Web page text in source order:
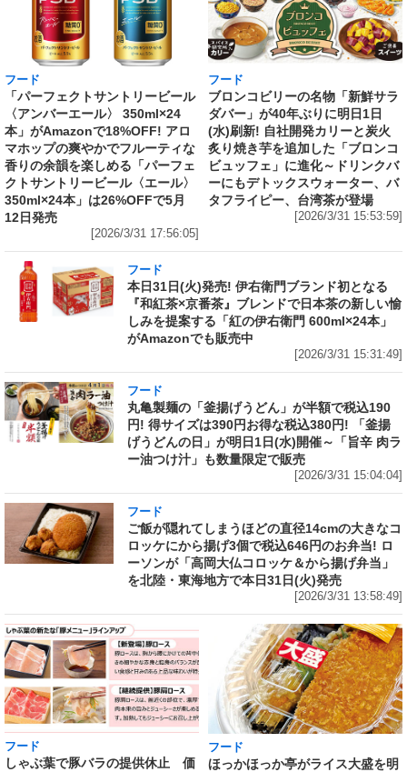
フード
「パーフェクトサントリービール
〈アンバーエール〉 350ml×24
本」がAmazonで18%OFF! アロ
マホップの爽やかでフルーティな
香りの余韻を楽しめる「パーフェ
クトサントリービール〈エール〉
350ml×24本」は26%OFFで5月
12日発売
[2026/3/31 17:56:05]
フード
ブロンコビリーの名物「新鮮サラ
ダバー」が40年ぶりに明日1日
(水)刷新! 自社開発カリーと炭火
炙り焼き芋を追加した「ブロンコ
ビュッフェ」に進化～ドリンクバ
ーにもデトックスウォーター、バ
タフライピー、台湾茶が登場
[2026/3/31 15:53:59]
フード
本日31日(火)発売! 伊右衛門ブランド初となる
『和紅茶×京番茶』ブレンドで日本茶の新しい愉
しみを提案する「紅の伊右衛門 600ml×24本」
がAmazonでも販売中
[2026/3/31 15:31:49]
フード
丸亀製麺の「釜揚げうどん」が半額で税込190
円! 得サイズは390円お得な税込380円! 「釜揚
げうどんの日」が明日1日(水)開催～「旨辛 肉ラ
ー油つけ汁」も数量限定で販売
[2026/3/31 15:04:04]
フード
ご飯が隠れてしまうほどの直径14cmの大きなコ
ロッケにから揚げ3個で税込646円のお弁当! ロ
ーソンが「高岡大仏コロッケ＆から揚げ弁当」
を北陸・東海地方で本日31日(火)発売
[2026/3/31 13:58:49]
フード
しゃぶ葉で豚バラの提供休止 価
フード
ほっかほっか亭がライス大盛を明